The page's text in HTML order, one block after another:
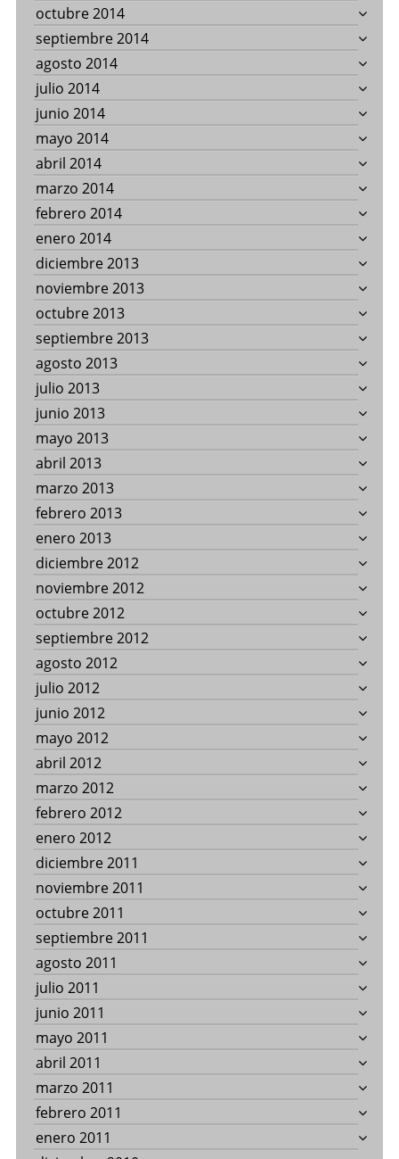
octubre 2014
septiembre 2014
agosto 2014
julio 2014
junio 2014
mayo 2014
abril 2014
marzo 2014
febrero 2014
enero 2014
diciembre 2013
noviembre 2013
octubre 2013
septiembre 2013
agosto 2013
julio 2013
junio 2013
mayo 2013
abril 2013
marzo 2013
febrero 2013
enero 2013
diciembre 2012
noviembre 2012
octubre 2012
septiembre 2012
agosto 2012
julio 2012
junio 2012
mayo 2012
abril 2012
marzo 2012
febrero 2012
enero 2012
diciembre 2011
noviembre 2011
octubre 2011
septiembre 2011
agosto 2011
julio 2011
junio 2011
mayo 2011
abril 2011
marzo 2011
febrero 2011
enero 2011